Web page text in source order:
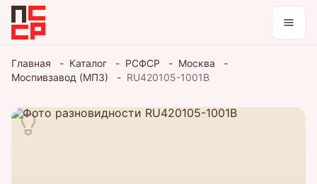
Каталог
Блог
Главная Каталог РСФСР
Москва
Моспивзавод (МПЗ)
RU420105-1001B